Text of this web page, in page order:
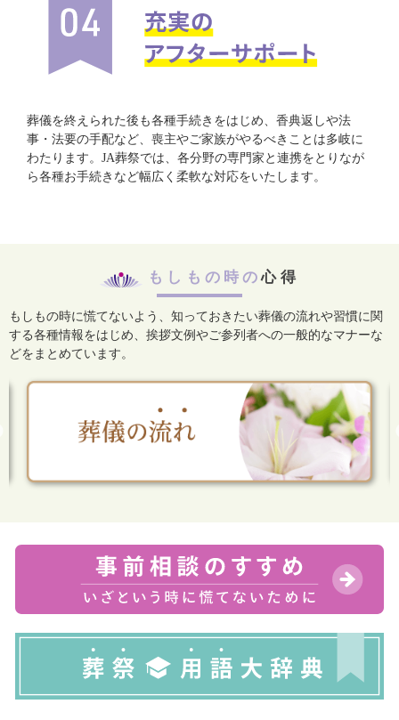
葬儀を終えられた後も各種手続きをはじめ、香典返しや法
事・法要の手配など、喪主やご家族がやるべきことは多岐に
わたります。JA葬祭では、各分野の専門家と連携をとりなが
ら各種お手続きなど幅広く柔軟な対応をいたします。
もしもの時の心得
もしもの時に慌てないよう、知っておきたい葬儀の流れや習慣に関
する各種情報をはじめ、 挨拶文例やご参列者への一般的なマナーな
どをまとめています。